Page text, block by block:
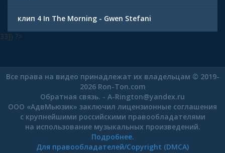
клип 4 In The Morning - Gwen Stefani
33]) ?>
Все права на видео принадлежат их владельцам © 2019-
2026 Ron-Ton.com
Обратная связь. - A-Rington@yandex.ru
ООО «АдвМьюзик» заключил лицензионные соглашения
с крупнейшими российскими правообладателями
на использование музыкальных произведений.
Подробнее.
Для правообладателей/Copyright (DMCA)